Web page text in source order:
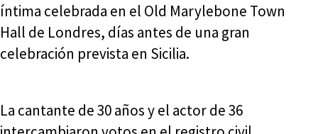
íntima celebrada en el Old Marylebone Town
Hall de Londres, días antes de una gran
celebración prevista en Sicilia.
La cantante de 30 años y el actor de 36